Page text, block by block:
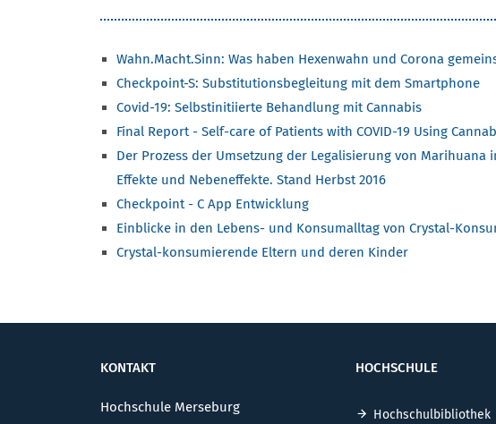
Wahn.Macht.Sinn: Was haben Hexenwahn und Corona
Checkpoint-S: Substitutionsbegleitung mit dem Smartphone
Covid-19: Selbstinitiierte Behandlung mit Cannabis
Final Report - Self-care of Patients with COVID-19 Using
Der Prozess der Umsetzung der Legalisierung von Marihuana
Effekte und Nebeneffekte. Stand Herbst 2016
Checkpoint - C App Entwicklung
Einblicke in den Lebens- und Konsumalltag von Crystal-
Crystal-konsumierende Eltern und deren Kinder
KONTAKT
Hochschule Merseburg
HOCHSCHULE
Hochschulbibliothek